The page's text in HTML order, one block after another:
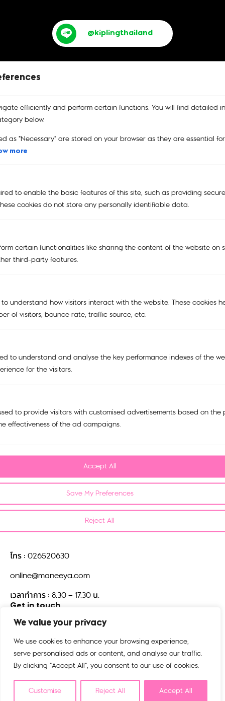
We value your privacy
We use cookies to enhance your browsing experience,
serve personalised ads or content, and analyse our traffic.
By clicking "Accept All", you consent to our use of cookies.
Customise Reject All Accept All
efficiently and perform certain functions. You will find detailed
below.
as "Necessary" are stored on your browser as they are essential
more
to enable the basic features of this site, such as providing
cookies do not store any personally identifiable data.
certain functionalities like sharing the content of the website on
third-party features.
understand how visitors interact with the website. These cookies
of visitors, bounce rate, traffic source, etc.
to understand and analyse the key performance indexes of the
for the visitors.
to provide visitors with customised advertisements based on the
effectiveness of the ad campaigns.
Reject All
Save My Preferences
Accept All
@kiplingthailand
บริการคืนสินค้า
NEW
KIPLING x POWERPUFF GIRLS
KIPLING X PEANUTS
TRAVEL BAGS
My account
Tracking Order
Contact us
518/5 ตึกมณียาเซ็นเตอร์ชั้น 15
แขวงปทุมวัน เขตปทุมวัน
โทร : 026520630
online@maneeya.com
เวลาทำการ : 8.30 – 17.30 น.
Get in touch
©2025 kiplingthailand.com. All rights reserved.